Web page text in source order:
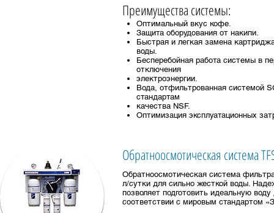
Преимущества системы:
Оптимальный вкус кофе.
Защита оборудования от накипи.
Быстрая и легкая замена
воды.
Бесперебойная работа системы в
отключения
электроэнергии.
Вода, отфильтрованная системой
стандартам
качества NSF.
Оптимизация эксплуатационных
Обратноосмотическая система
Обратноосмотическая система
л/сутки для сильно жесткой воды.
позволяет подготовить идеальную
соответствии с мировым стандартом